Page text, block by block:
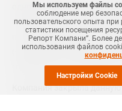
одной из крупнейших
компаний - Sinopec,
полипропилена (ПП) на
(Guangdong, Китай) после
технического
Компания закрыла
Мы используем файлы
соблюдение мер
пользовательского опыта
статистики посещения
Репорт Компани”. Более
использования файлов
Настройки Cookie